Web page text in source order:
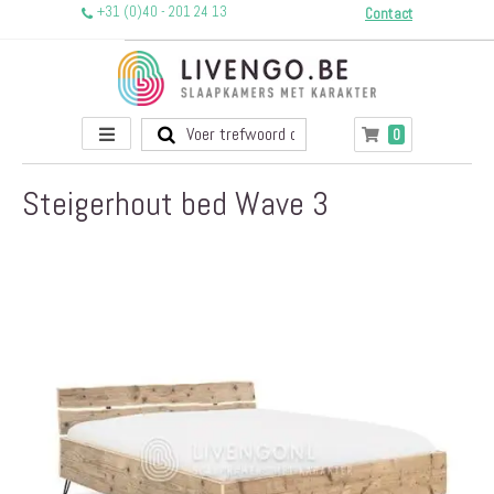
+31 (0)40 - 201 24 13 Contact
Toggle
Nav
Winkelwagen
0producten
Steigerhout bed Wave 3
afbeeldingen-
gallerij